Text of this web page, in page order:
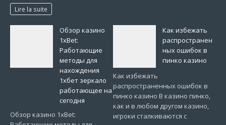
Lire la suite
Обзор казино
1xBet:
Работающие
методы для
нахождения
1хбет зеркало
работающее на
сегодня
Обзор казино 1xBet:
Как избежать
распространен
ных ошибок в
пинко казино
Как избежать
распространенных ошибок в
пинко казино В казино пинко,
как и в любом другом казино,
игроки сталкиваются с